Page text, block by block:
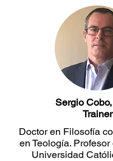
Sergio Cobo,
Trainer
Doctor en Filosofía
en Teología.
Universidad